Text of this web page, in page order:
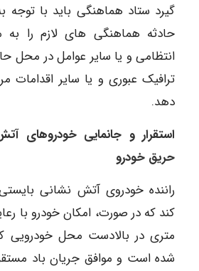
گیرد ستاد هماهنگی باید با توجه
حادثه هماهنگی های لازم را به
انتظامی و یا سایر عوامل در محل
ترافیک عبوری و یا سایر اقدامات
دهد.
استقرار و جانمایی خودروهای
حریق خودرو
راننده خودروی آتش نشانی
متری در بالادست محل خودرویی
شده است و موافق جریان باد